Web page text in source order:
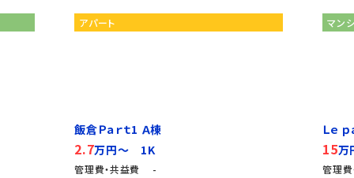
アパート
飯倉Ｐａｒｔ1 Ａ棟
2.7万円～ 1K
管理費・共益費 -
マン
Ｌｅ
15
管理